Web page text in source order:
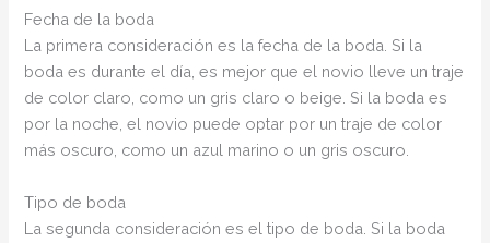
Fecha de la boda
La primera consideración es la fecha de la boda. Si la
boda es durante el día, es mejor que el novio lleve un traje
de color claro, como un gris claro o beige. Si la boda es
por la noche, el novio puede optar por un traje de color
más oscuro, como un azul marino o un gris oscuro.
Tipo de boda
La segunda consideración es el tipo de boda. Si la boda